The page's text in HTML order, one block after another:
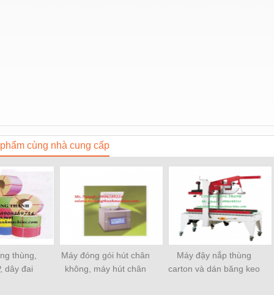
cùng nhà cung cấp
thùng,
dây đai
Máy đóng gói hút chân
không, máy hút chân
Máy đậy nắp thùng
carton và dán băng keo